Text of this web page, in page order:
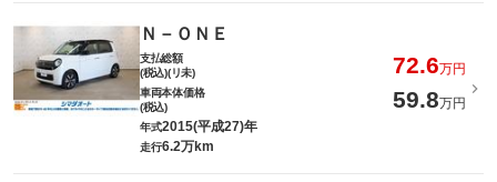
Ｎ－ＯＮＥ
支払総額
(税込)(リ未)
72.6万円
車両本体価格
(税込)
59.8万円
年式2015(平成27)年
走行6.2万km